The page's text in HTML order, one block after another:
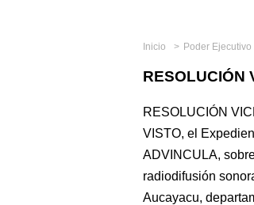
Inicio Poder Ejecutivo
RESOLUCIÓN
RESOLUCIÓN
VISTO, el
ADVINCULA,
radiodifusión
Aucayacu,